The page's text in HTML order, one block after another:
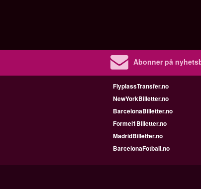
Abonner på
FlyplassTransfer.no
NewYorkBilletter.no
BarcelonaBilletter.no
Formel1Billetter.no
MadridBilletter.no
BarcelonaFotball.no